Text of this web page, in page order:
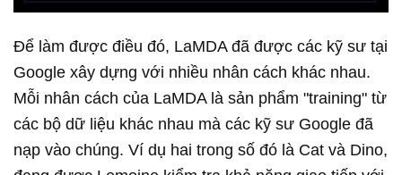
Để làm được điều đó, LaMDA đã được các kỹ sư tại
Google xây dựng với nhiều nhân cách khác nhau.
Mỗi nhân cách của LaMDA là sản phẩm "training" từ
các bộ dữ liệu khác nhau mà các kỹ sư Google đã
nạp vào chúng. Ví dụ hai trong số đó là Cat và Dino,